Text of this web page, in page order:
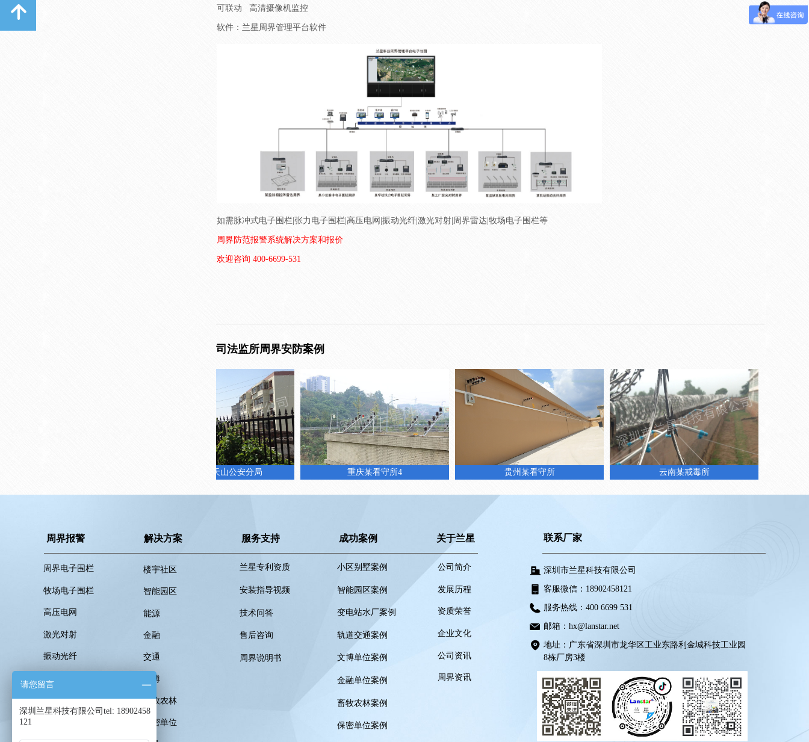
可联动 高清摄像机监控
软件：兰星周界管理平台软件
如需脉冲式电子围栏|张力电子围栏|高压电网|振动光纤|激光对射|周界雷达|牧场电子围栏等
周界防范报警系统解决方案和报价
欢迎咨询 400-6699-531
司法监所周界安防案例
云南某戒毒所
乌鲁木齐天山公安分局 重庆某看守所4 贵州某看守所
周界报警 解决方案 服务支持 成功案例 关于兰星
楼宇社区
智能园区
能源
金融
交通
文博
畜牧农林
保密单位
兰星专利资质
安装指导视频
技术问答
售后咨询
周界说明书
小区别墅案例
智能园区案例
变电站水厂案例
轨道交通案例
文博单位案例
金融单位案例
畜牧农林案例
保密单位案例
公司简介
发展历程
资质荣誉
企业文化
公司资讯
周界资讯
联系厂家
深圳市兰星科技有限公司
客服微信： 18902458121
服务热线： 400 6699 531
邮箱： hx@lanstar.net
地址： 广东省深圳市龙华区工业东路利金城科技工业园
8栋厂房3楼
周界电子围栏
牧场电子围栏
高压电网
激光对射
振动光纤
周界雷达
安防综合管理平台
녕
请您留言
深圳兰星科技有限公司tel: 18902458
121